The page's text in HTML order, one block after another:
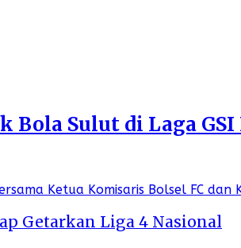
Bola Sulut di Laga GSI
Getarkan Liga 4 Nasional